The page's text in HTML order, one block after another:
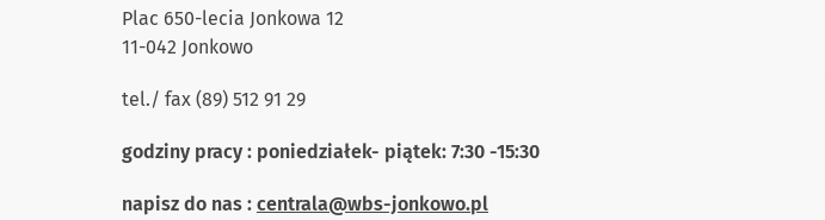
Plac 650-lecia Jonkowa 12
11-042 Jonkowo
tel./ fax (89) 512 91 29
godziny pracy : poniedziałek- piątek: 7:30 -15:30
napisz do nas : centrala@wbs-jonkowo.pl